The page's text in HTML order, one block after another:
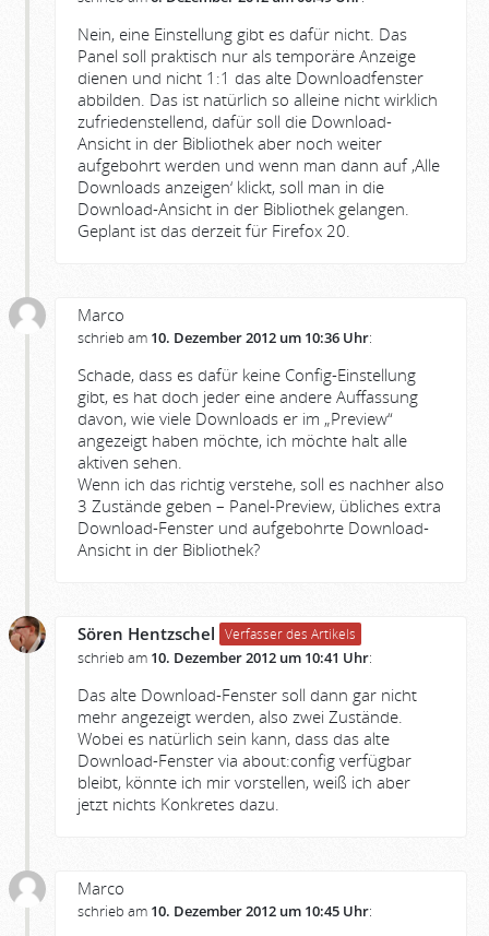
Nein, eine Einstellung gibt es dafür nicht. Das
Panel soll praktisch nur als temporäre Anzeige
dienen und nicht 1:1 das alte Downloadfenster
abbilden. Das ist natürlich so alleine nicht wirklich
zufriedenstellend, dafür soll die Download-
Ansicht in der Bibliothek aber noch weiter
aufgebohrt werden und wenn man dann auf ‚Alle
Downloads anzeigen‘ klickt, soll man in die
Download-Ansicht in der Bibliothek gelangen.
Geplant ist das derzeit für Firefox 20.
Marco
schrieb am 10. Dezember 2012 um 10:36 Uhr:
Schade, dass es dafür keine Config-Einstellung
gibt, es hat doch jeder eine andere Auffassung
davon, wie viele Downloads er im „Preview“
angezeigt haben möchte, ich möchte halt alle
aktiven sehen.
Wenn ich das richtig verstehe, soll es nachher also
3 Zustände geben – Panel-Preview, übliches extra
Download-Fenster und aufgebohrte Download-
Ansicht in der Bibliothek?
Sören Hentzschel Verfasser des Artikels
schrieb am 10. Dezember 2012 um 10:41 Uhr:
Das alte Download-Fenster soll dann gar nicht
mehr angezeigt werden, also zwei Zustände.
Wobei es natürlich sein kann, dass das alte
Download-Fenster via about:config verfügbar
bleibt, könnte ich mir vorstellen, weiß ich aber
jetzt nichts Konkretes dazu.
Marco
schrieb am 10. Dezember 2012 um 10:45 Uhr: